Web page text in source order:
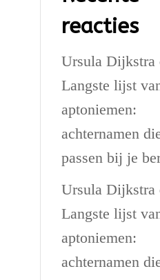
reacties
Ursula Dijkstra
Langste lijst
aptoniemen:
achternamen
passen bij je
Ursula Dijkstra
Langste lijst
aptoniemen:
achternamen